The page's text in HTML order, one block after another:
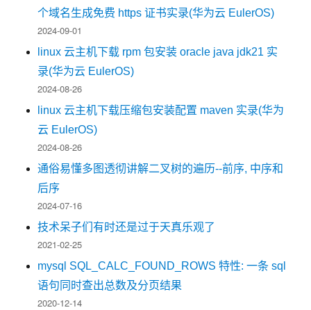
个域名生成免费 https 证书实录(华为云 EulerOS)
2024-09-01
linux 云主机下载 rpm 包安装 oracle java jdk21 实
录(华为云 EulerOS)
2024-08-26
linux 云主机下载压缩包安装配置 maven 实录(华为
云 EulerOS)
2024-08-26
通俗易懂多图透彻讲解二叉树的遍历--前序, 中序和
后序
2024-07-16
技术呆子们有时还是过于天真乐观了
2021-02-25
mysql SQL_CALC_FOUND_ROWS 特性: 一条 sql
语句同时查出总数及分页结果
2020-12-14